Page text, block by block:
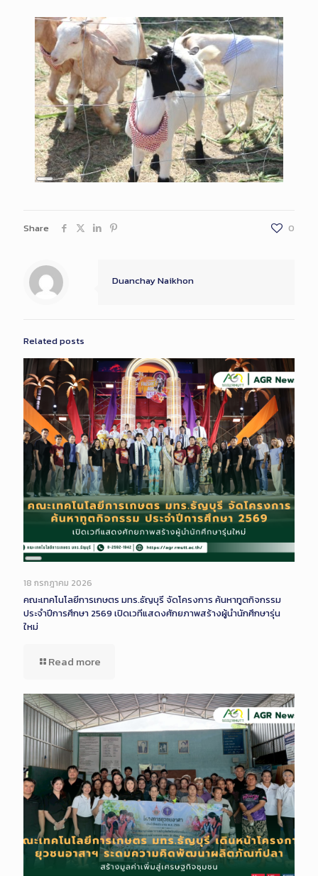
Description
Long
Share 0
Duanchay Naikhon
Related posts
Long
Description
18 กรกฎาคม 2026
คณะเทคโนโลยีการเกษตร มทร.ธัญบุรี จัดโครงการ ค้นหาทูตกิจกรรม
ประจำปีการศึกษา 2569 เปิดเวทีแสดงศักยภาพสร้างผู้นำนักศึกษารุ่น
ใหม่
Read more